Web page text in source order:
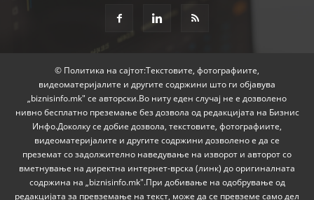
© Политика на сајтот:Текстовите, фотографиите,
видеоматеријалите и другите содржини што ги објавува
„biznisinfo.mk" се авторски.Во ниту еден случај не е дозволено
нивно бесплатно преземање без дозвола од редакцијата на Бизнис
Инфо.Доколку се добие дозвола, текстовите, фотографиите,
видеоматеријалите и другите содржини дозволено е да се
преземат со задолжително наведување на изворот и авторот со
вметнување на директна интернет-врска (линк) до оригиналната
содржина на „biznisinfo.mk".При добивање на одобрување од
редакцијата за превземање на текст, може да се превземе само дел